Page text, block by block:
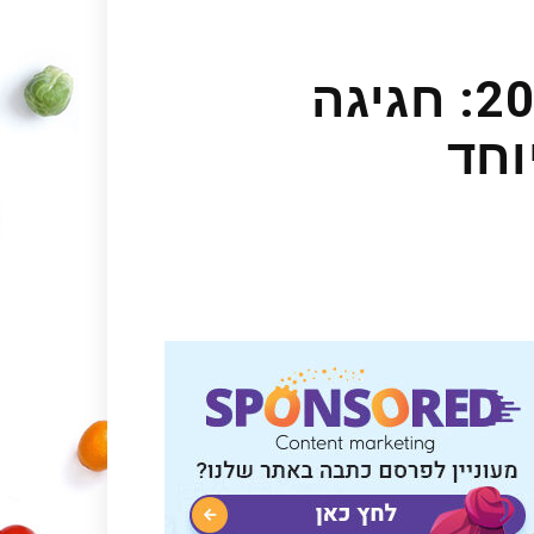
פסטיבל האוכל של מטה יהודה 2023: חגיגה